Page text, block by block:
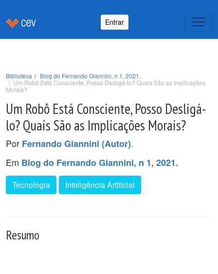
Entrar
Biblioteca
Blog do Fernando Giannini, n 1, 2021.
Um Robô Está Consciente, Posso Desligá-lo? Quais São as Implicações
Morais?
Um Robô Está Consciente, Posso Desligá-
lo? Quais São as Implicações Morais?
Por Fernando Giannini (Autor).
Em Blog do Fernando Giannini, n 1, 2021.
Tecnologia Inteligência Artificial
Resumo